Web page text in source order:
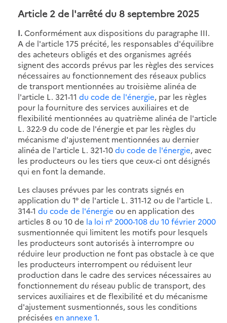
Article 2 de l'arrêté du 8 septembre 2025
I.Conformément aux dispositions du paragraphe III.
A de l'article 175 précité, les responsables d'équilibre
des acheteurs obligés et des organismes agréés
signent des accords prévus par les règles des services
nécessaires au fonctionnement des réseaux publics
de transport mentionnées au troisième alinéa de
l'article L. 321-11 du code de l'énergie, par les règles
pour la fourniture des services auxiliaires et de
flexibilité mentionnées au quatrième alinéa de l'article
L. 322-9 du code de l'énergie et par les règles du
mécanisme d'ajustement mentionnées au dernier
alinéa de l'article L. 321-10du code de l'énergie, avec
les producteurs ou les tiers que ceux-ci ont désignés
qui en font la demande.
Les clauses prévues par les contrats signés en
application du 1° de l'article L. 311-12 ou de l'article L.
314-1 du code de l'énergie ou en application des
articles 8 ou 10 de la loi n° 2000-108 du 10 février 2000
susmentionnée qui limitent les motifs pour lesquels
les producteurs sont autorisés à interrompre ou
réduire leur production ne font pas obstacle à ce que
les producteurs interrompent ou réduisent leur
production dans le cadre des services nécessaires au
fonctionnement du réseau public de transport, des
services auxiliaires et de flexibilité et du mécanisme
d'ajustement susmentionnés, sous les conditions
précisées en annexe 1.